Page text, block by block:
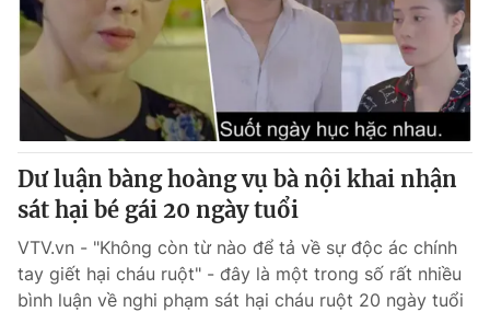
Cơ quan báo chí:
Thời báo VTV
Giấy phép hoạt động báo in và báo điện tử số 483/GP-BTTTT
cấp ngày 29/12/2023
Tổng Biên tập:
Vũ Thanh Thủy
Phó Tổng Biên tập:Nguyễn Thị Mỹ Hạnh, Phạm Quốc Thắng,
Tổng đài VTV: 024.38 355 931 - 024.38 355 932
Ðiện thoại Thời báo VTV:024.66 897 897
Email:toasoan@vtv.vn
Liên hệ quảng cáo: 024-7300.7108
Dư luận bàng hoàng vụ bà nội khai nhận
sát hại bé gái 20 ngày tuổi
VTV.vn - "Không còn từ nào để tả về sự độc ác chính
tay giết hại cháu ruột" - đây là một trong số rất nhiều
bình luận về nghi phạm sát hại cháu ruột 20 ngày tuổi